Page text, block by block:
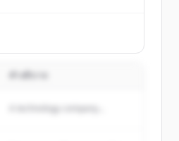
คำอธิบาย
A technology company...